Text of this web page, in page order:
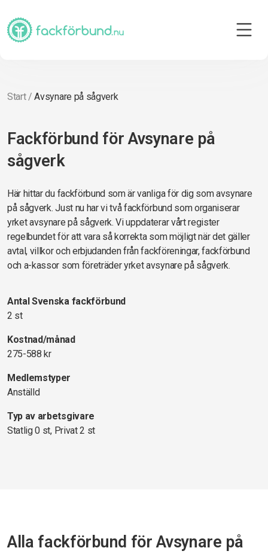
Start/Avsynare på sågverk
Fackförbund för Avsynare på
sågverk
Här hittar du fackförbund som är vanliga för dig som avsynare
på sågverk. Just nu har vi två fackförbund som organiserar
yrket avsynare på sågverk. Vi uppdaterar vårt register
regelbundet för att vara så korrekta som möjligt när det gäller
avtal, villkor och erbjudanden från fackföreningar, fackförbund
och a-kassor som företräder yrket avsynare på sågverk.
Antal Svenska fackförbund
2 st
Kostnad/månad
275-588 kr
Medlemstyper
Anställd
Typ av arbetsgivare
Statlig 0 st, Privat 2 st
Alla fackförbund för Avsynare på